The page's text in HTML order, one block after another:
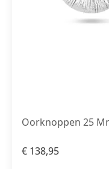
Oorknoppen 25
€ 138,95